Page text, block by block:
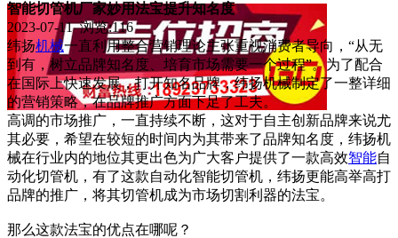
智能切管机厂家妙用法宝提升知名度
2023-07-11 浏览:116
纬扬机械一直利用整合营销理论主张重视消费者导向，“从无
到有，树立品牌知名度、培育市场需要一个过程”。为了配合
在国际上快速发展，打开知名品牌，纬扬机械制定了一整详细
的营销策略，在品牌推广方面下足了工夫。
高调的市场推广，一直持续不断，这对于自主创新品牌来说尤
其必要，希望在较短的时间内为其带来了品牌知名度，纬扬机
械在行业内的地位其更出色为广大客户提供了一款高效智能自
动化切管机，有了这款自动化智能切管机，纬扬更能高举高打
品牌的推广，将其切管机成为市场切割利器的法宝。
那么这款法宝的优点在哪呢？